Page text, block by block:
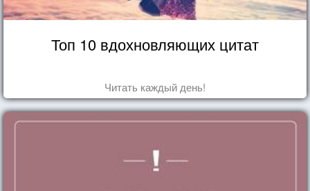
Топ 10 вдохновляющих цитат
Читать каждый день!